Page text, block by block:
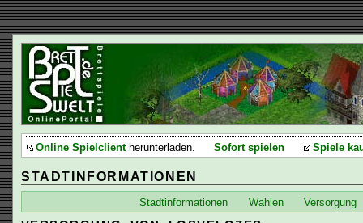
Online Spielclientherunterladen. Sofort spielen Spiele
STADTINFORMATIONEN
Stadtinformationen Wahlen Versorgung